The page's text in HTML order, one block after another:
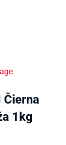
Čierna
1kg